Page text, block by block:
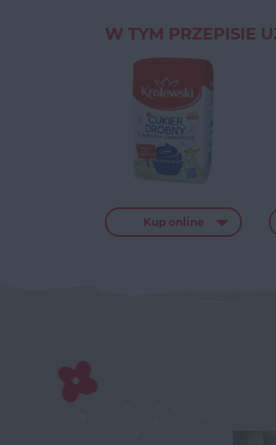
W TYM PRZEPISIE
Kup online